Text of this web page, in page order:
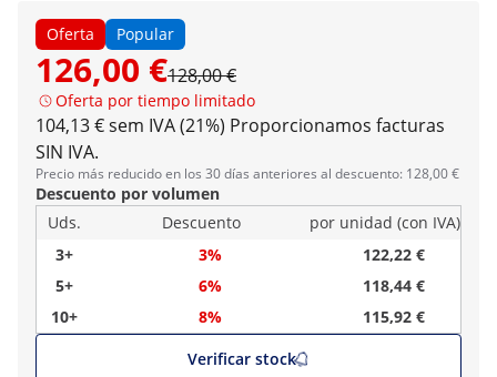
Oferta Popular
126,00 €128,00 €
Oferta por tiempo limitado
104,13 € sem IVA (21%) Proporcionamos facturas
SIN IVA.
Precio más reducido en los 30 días anteriores al descuento: 128,00 €
Descuento por volumen
Uds.
Descuento
por unidad (con IVA)
3+
3%
122,22 €
5+
6%
118,44 €
10+
8%
115,92 €
Verificar stock